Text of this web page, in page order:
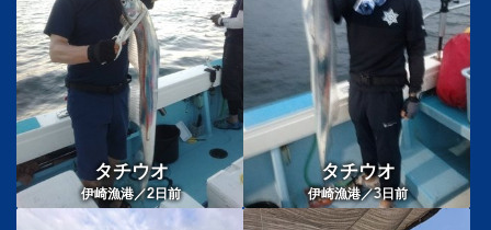
タチウオ
伊崎漁港／2 日前
タチウオ
伊崎漁港／3日前